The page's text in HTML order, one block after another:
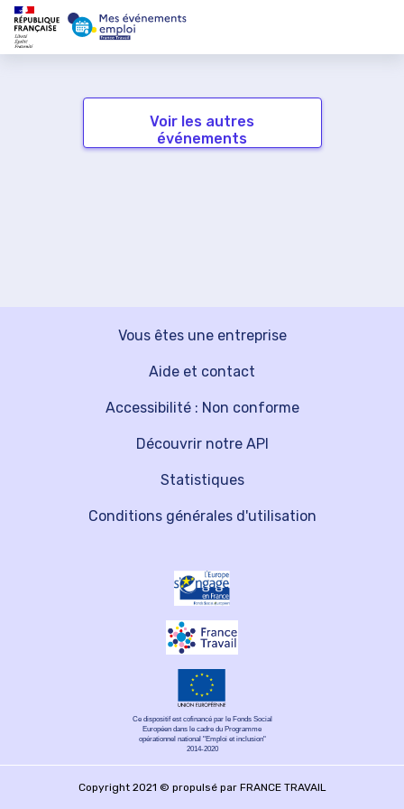
Voir les autres
événements
Vous êtes une entreprise
Découvrir notre API
Aide et contact
Statistiques
Accessibilité : Non conforme
Conditions générales d'utilisation
Ce dispositif est cofinancé par le Fonds Social
Européen dans le cadre du Programme
opérationnel national "Emploi et inclusion"
2014-2020
Copyright 2021 © propulsé par FRANCE TRAVAIL